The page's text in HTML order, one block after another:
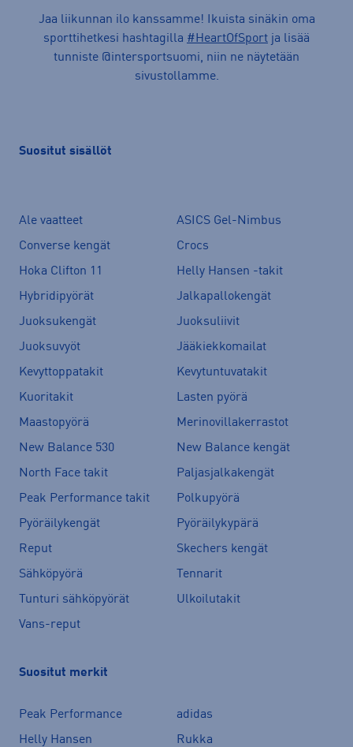
Jaa liikunnan ilo kanssamme! Ikuista sinäkin oma
sporttihetkesi hashtagilla #HeartOfSport ja lisää
tunniste @intersportsuomi, niin ne näytetään
sivustollamme.
Suositut sisällöt
Ale vaatteet
ASICS Gel-Nimbus
Converse kengät
Crocs
Hoka Clifton 11
Helly Hansen -takit
Hybridipyörät
Jalkapallokengät
Juoksukengät
Juoksuliivit
Juoksuvyöt
Jääkiekkomailat
Kevyttoppatakit
Kevytuntuvatakit
Kuoritakit
Lasten pyörä
Maastopyörä
Merinovillakerrastot
New Balance 530
New Balance kengät
North Face takit
Paljasjalkakengät
Peak Performance takit
Polkupyörä
Pyöräilykengät
Pyöräilykypärä
Reput
Skechers kengät
Sähköpyörä
Tennarit
Tunturi sähköpyörät
Ulkoilutakit
Vans-reput
Suositut merkit
Peak Performance
adidas
Helly Hansen
Rukka